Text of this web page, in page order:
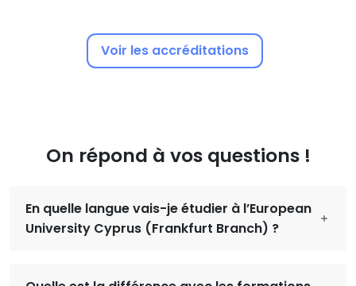
Voir les accréditations
On répond à vos questions !
En quelle langue vais-je étudier à l’European
University Cyprus (Frankfurt Branch) ?